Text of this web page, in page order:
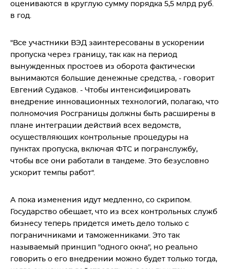
оцениваются в круглую сумму порядка 5,5 млрд руб.
в год.
"Все участники ВЭД заинтересованы в ускорении
пропуска через границу, так как на период
вынужденных простоев из оборота фактически
вынимаются большие денежные средства, - говорит
Евгений Судаков. - Чтобы интенсифицировать
внедрение инновационных технологий, полагаю, что
полномочия Росграницы должны быть расширены в
плане интеграции действий всех ведомств,
осуществляющих контрольные процедуры на
пунктах пропуска, включая ФТС и погранслужбу,
чтобы все они работали в тандеме. Это безусловно
ускорит темпы работ".
А пока изменения идут медленно, со скрипом.
Государство обещает, что из всех контрольных служб
бизнесу теперь придется иметь дело только с
пограничниками и таможенниками. Это так
называемый принцип "одного окна", но реально
говорить о его внедрении можно будет только тогда,